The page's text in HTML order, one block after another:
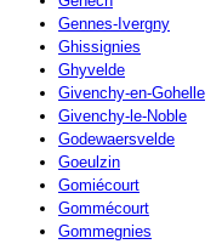
Gennes-Ivergny
Ghissignies
Ghyvelde
Givenchy-en-Gohelle
Givenchy-le-Noble
Godewaersvelde
Goeulzin
Gomiécourt
Gommécourt
Gommegnies